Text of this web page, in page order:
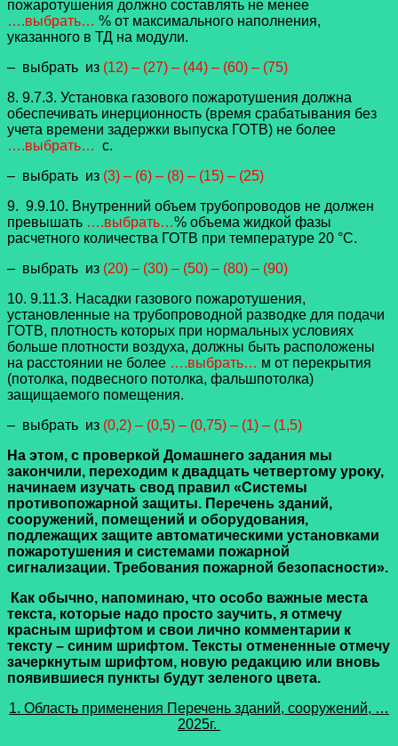
пожаротушения должно составлять не менее
….выбрать… % от максимального наполнения,
указанного в ТД на модули.
– выбрать из (12) – (27) – (44) – (60) – (75)
8. 9.7.3. Установка газового пожаротушения должна
обеспечивать инерционность (время срабатывания без
учета времени задержки выпуска ГОТВ) не более
….выбрать… с.
– выбрать из (3) – (6) – (8) – (15) – (25)
9. 9.9.10. Внутренний объем трубопроводов не должен
превышать ….выбрать…% объема жидкой фазы
расчетного количества ГОТВ при температуре 20 °C.
– выбрать из (20) – (30) – (50) – (80) – (90)
10. 9.11.3. Насадки газового пожаротушения,
установленные на трубопроводной разводке для подачи
ГОТВ, плотность которых при нормальных условиях
больше плотности воздуха, должны быть расположены
на расстоянии не более ….выбрать… м от перекрытия
(потолка, подвесного потолка, фальшпотолка)
защищаемого помещения.
– выбрать из (0,2) – (0,5) – (0,75) – (1) – (1,5)
На этом, с проверкой Домашнего задания мы
закончили, переходим к двадцать четвертому уроку,
начинаем изучать свод правил «Системы
противопожарной защиты. Перечень зданий,
сооружений, помещений и оборудования,
подлежащих защите автоматическими установками
пожаротушения и системами пожарной
сигнализации. Требования пожарной безопасности».
Как обычно, напоминаю, что особо важные места
текста, которые надо просто заучить, я отмечу
красным шрифтом и свои лично комментарии к
тексту – синим шрифтом. Тексты отмененные отмечу
зачеркнутым шрифтом, новую редакцию или вновь
появившиеся пункты будут зеленого цвета.
1. Область применения Перечень зданий, сооружений, …
2025г.